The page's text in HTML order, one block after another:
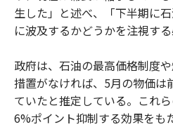
生した」と述べ、「下半期に
に波及するかどうかを注視す
政府は、石油の最高価格制度
措置がなければ、5月の物価は
ていたと推定している。これ
6%ポイント抑制する効果をも